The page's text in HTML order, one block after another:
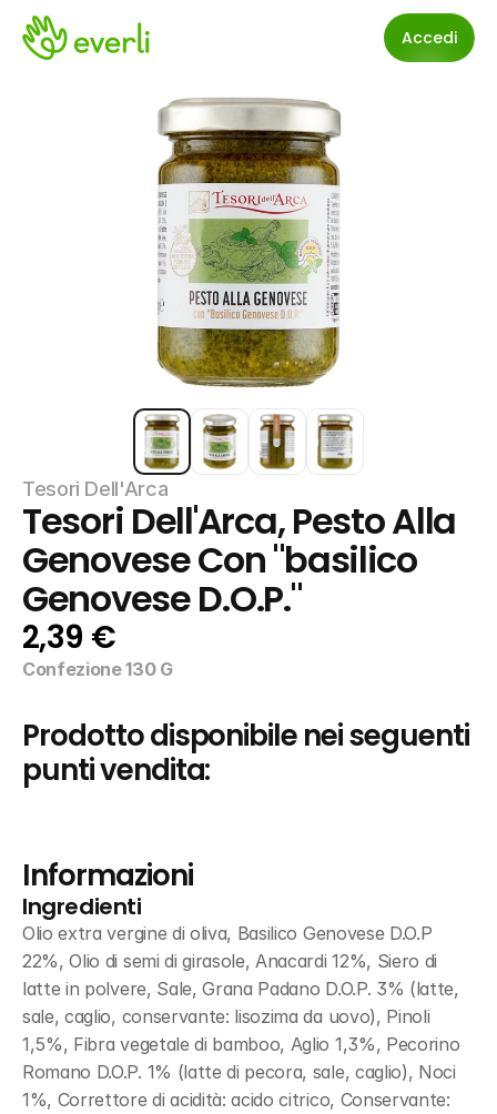
Accedi
Tesori Dell'Arca
Tesori Dell'Arca, Pesto Alla
Genovese Con "basilico
Genovese D.O.P."
2,39 €
Confezione 130 G
Prodotto disponibile nei seguenti
punti vendita:
Informazioni
Ingredienti
Olio extra vergine di oliva, Basilico Genovese D.O.P
22%, Olio di semi di girasole, Anacardi 12%, Siero di
latte in polvere, Sale, Grana Padano D.O.P. 3% (latte,
sale, caglio, conservante: lisozima da uovo), Pinoli
1,5%, Fibra vegetale di bamboo, Aglio 1,3%, Pecorino
Romano D.O.P. 1% (latte di pecora, sale, caglio), Noci
1%, Correttore di acidità: acido citrico, Conservante: